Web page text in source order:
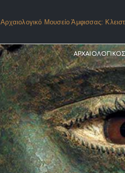
Αρχαιολογικό Μουσείο Άμφισσας: